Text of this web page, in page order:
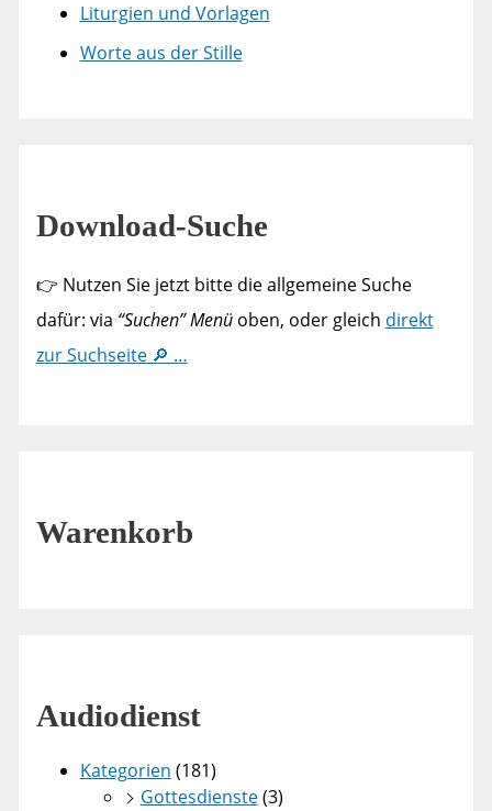
Liturgien und Vorlagen
Worte aus der Stille
Download-Suche
👉 Nutzen Sie jetzt bitte die allgemeine Suche
dafür: via “Suchen” Menüoben, oder gleich direkt
zur Suchseite 🔎 …
Warenkorb
Audiodienst
Kategorien (181)
Gottesdienste(3)